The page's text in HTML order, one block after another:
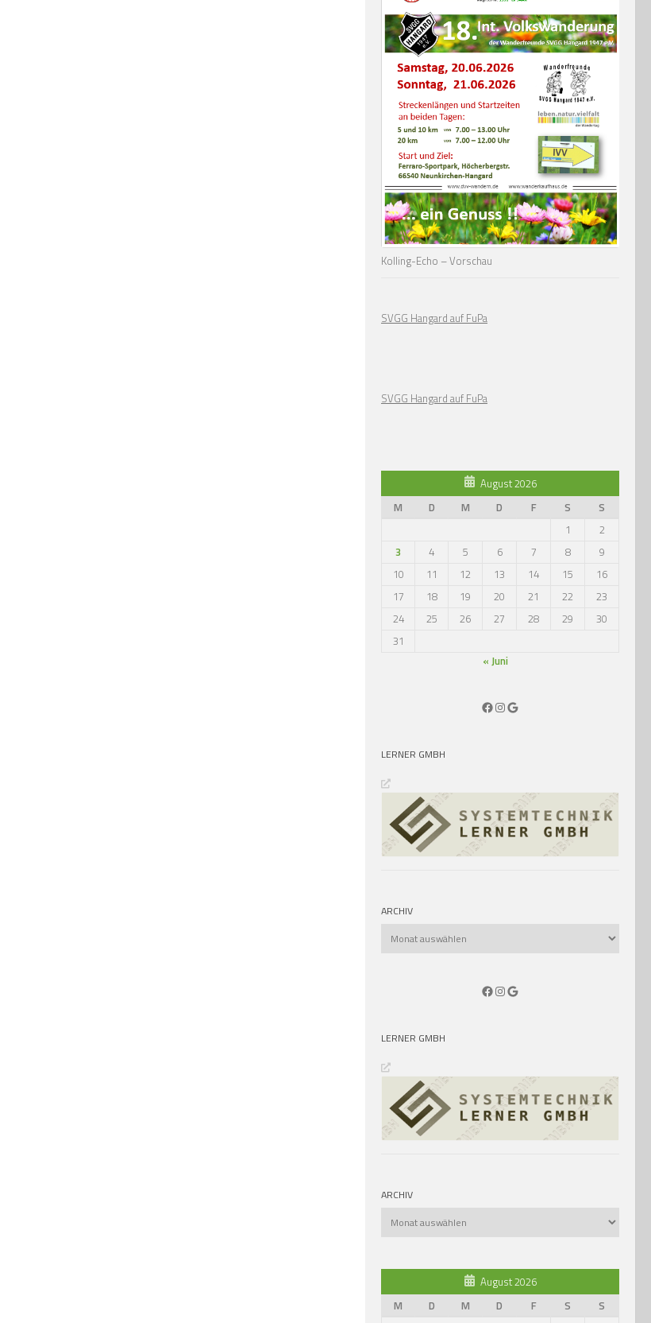
Kolling-Echo – Vorschau
SVGG Hangard auf FuPa
SVGG Hangard auf FuPa
August 2026
M
D M D F S
S
1
2
3
4 5 6 7 8
9
10
11 12 13 14 15
16
17
18 19 20 21 22
23
24
25 26 27 28 29
30
31
« Juni
Facebook
Instagram
Google
LERNER GMBH
ARCHIV
Facebook
Instagram
Google
LERNER GMBH
ARCHIV
August 2026
M
D M D F S
S